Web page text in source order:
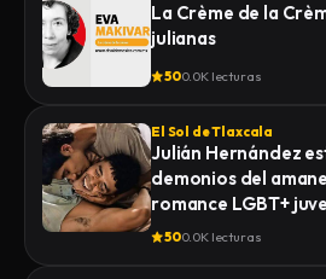
La Crème de la
julianas
500.0K lecturas
El Sol de Tlaxcala
Julián Hernández
demonios del
romance LGBT+
500.0K lecturas